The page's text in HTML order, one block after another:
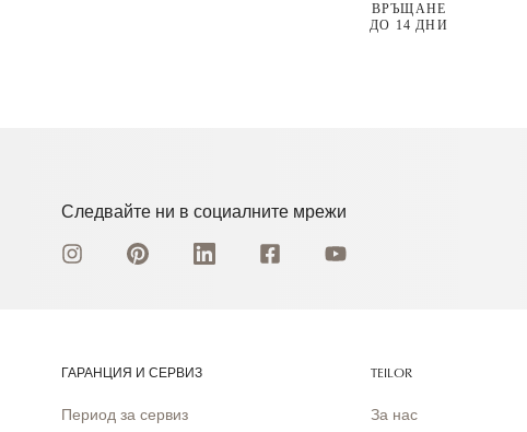
ВРЪЩАНЕ
ДО 14 ДНИ
Следвайте ни в социалните мрежи
ГАРАНЦИЯ И СЕРВИЗ
Период за сервиз
TEILOR
За нас